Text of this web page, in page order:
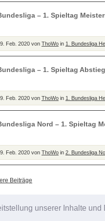
unserer Inhalte
– 1. Spieltag
Feb. 2020 von ThoWo in 1. Bundesliga
– 1. Spieltag
Feb. 2020 von ThoWo in 1. Bundesliga
Nord – 1. Spieltag
Feb. 2020 von ThoWo in 2. Bundesliga
Beiträge